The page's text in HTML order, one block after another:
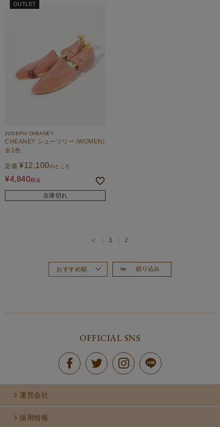
OUTLET
JOSEPH CHEANEY
CHEANEY シューツリー (WOMEN)
全1色
定価 ¥12,100のところ
¥4,840税込
在庫切れ
絞り込み
おすすめ順
1 2
OFFICIAL SNS
運営会社
採用情報